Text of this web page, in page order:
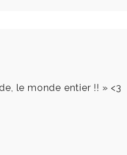
le monde entier !! » <3